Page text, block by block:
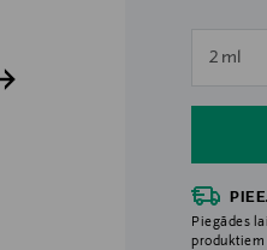
2 mlnull
Piegādes
produktiem